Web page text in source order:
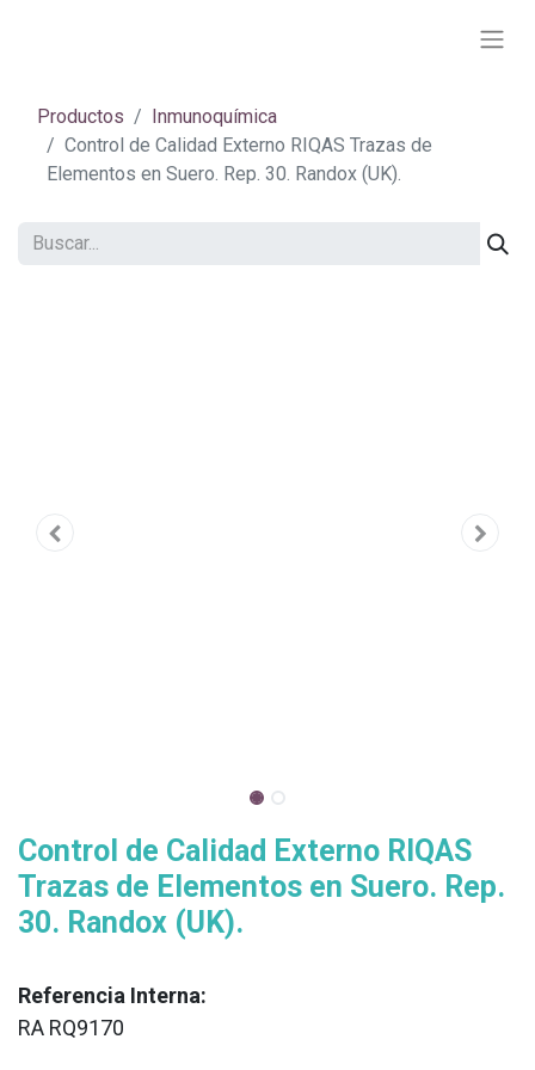
Productos
Inmunoquímica
Control de Calidad Externo RIQAS Trazas de
Elementos en Suero. Rep. 30. Randox (UK).
Control de Calidad Externo RIQAS
Trazas de Elementos en Suero. Rep.
30. Randox (UK).
Referencia Interna:
RA RQ9170